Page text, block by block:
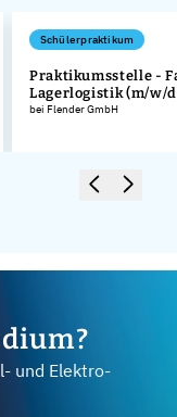
Schülerpraktikum
Praktikumsstelle -
Lagerlogistik (m/w/
bei Flender GmbH
und Elektro-